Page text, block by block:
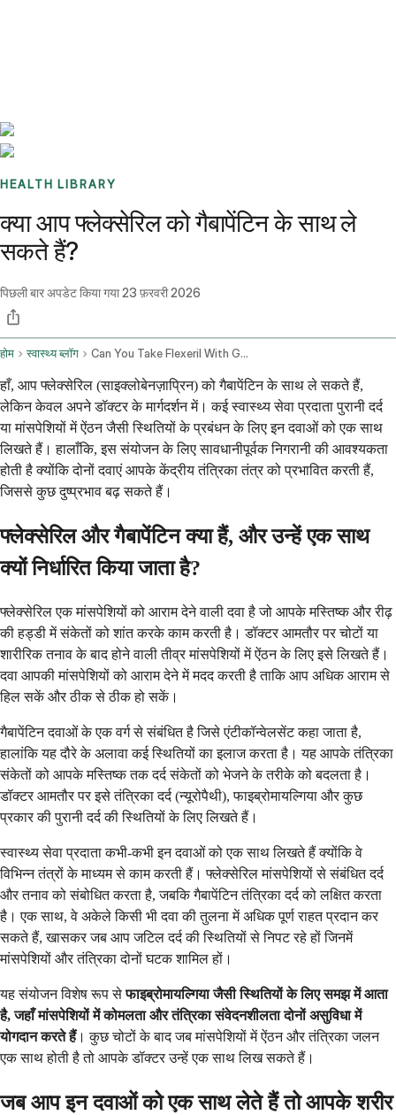
HEALTH LIBRARY
क्या आप फ्लेक्सेरिल को गैबापेंटिन के साथ ले
सकते हैं?
पिछली बार अपडेट किया गया23 फ़रवरी 2026
होम स्वास्थ्य ब्लॉग Can You Take Flexeril With Gabapentin
हाँ, आप फ्लेक्सेरिल (साइक्लोबेनज़ाप्रिन) को गैबापेंटिन के साथ ले सकते हैं,
लेकिन केवल अपने डॉक्टर के मार्गदर्शन में। कई स्वास्थ्य सेवा प्रदाता पुरानी दर्द
या मांसपेशियों में ऐंठन जैसी स्थितियों के प्रबंधन के लिए इन दवाओं को एक साथ
लिखते हैं। हालाँकि, इस संयोजन के लिए सावधानीपूर्वक निगरानी की आवश्यकता
होती है क्योंकि दोनों दवाएं आपके केंद्रीय तंत्रिका तंत्र को प्रभावित करती हैं,
जिससे कुछ दुष्प्रभाव बढ़ सकते हैं।
फ्लेक्सेरिल और गैबापेंटिन क्या हैं, और उन्हें एक साथ
क्यों निर्धारित किया जाता है?
फ्लेक्सेरिल एक मांसपेशियों को आराम देने वाली दवा है जो आपके मस्तिष्क और रीढ़
की हड्डी में संकेतों को शांत करके काम करती है। डॉक्टर आमतौर पर चोटों या
शारीरिक तनाव के बाद होने वाली तीव्र मांसपेशियों में ऐंठन के लिए इसे लिखते हैं।
दवा आपकी मांसपेशियों को आराम देने में मदद करती है ताकि आप अधिक आराम से
हिल सकें और ठीक से ठीक हो सकें।
गैबापेंटिन दवाओं के एक वर्ग से संबंधित है जिसे एंटीकॉन्वेलसेंट कहा जाता है,
हालांकि यह दौरे के अलावा कई स्थितियों का इलाज करता है। यह आपके तंत्रिका
संकेतों को आपके मस्तिष्क तक दर्द संकेतों को भेजने के तरीके को बदलता है।
डॉक्टर आमतौर पर इसे तंत्रिका दर्द (न्यूरोपैथी), फाइब्रोमायल्गिया और कुछ
प्रकार की पुरानी दर्द की स्थितियों के लिए लिखते हैं।
स्वास्थ्य सेवा प्रदाता कभी-कभी इन दवाओं को एक साथ लिखते हैं क्योंकि वे
विभिन्न तंत्रों के माध्यम से काम करती हैं। फ्लेक्सेरिल मांसपेशियों से संबंधित दर्द
और तनाव को संबोधित करता है, जबकि गैबापेंटिन तंत्रिका दर्द को लक्षित करता
है। एक साथ, वे अकेले किसी भी दवा की तुलना में अधिक पूर्ण राहत प्रदान कर
सकते हैं, खासकर जब आप जटिल दर्द की स्थितियों से निपट रहे हों जिनमें
मांसपेशियों और तंत्रिका दोनों घटक शामिल हों।
यह संयोजन विशेष रूप सेफाइब्रोमायल्गिया जैसी स्थितियों के लिए समझ में आता
है, जहाँ मांसपेशियों में कोमलता और तंत्रिका संवेदनशीलता दोनों असुविधा में
योगदान करते हैं। कुछ चोटों के बाद जब मांसपेशियों में ऐंठन और तंत्रिका जलन
एक साथ होती है तो आपके डॉक्टर उन्हें एक साथ लिख सकते हैं।
जब आप इन दवाओं को एक साथ लेते हैं तो आपके शरीर